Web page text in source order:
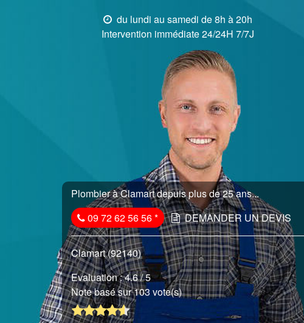
du lundi au samedi de 8h à 20h
Intervention immédiate 24/24H 7/7J
Plombier à Clamart depuis plus de 25 ans...
09 72 62 56 56* DEMANDER UN DEVIS
Clamart (92140)
Evaluation :4.6/ 5
Note basé sur 103 vote(s)